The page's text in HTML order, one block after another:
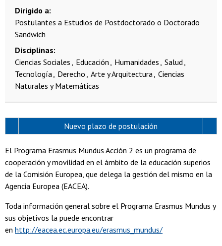
Dirigido a
Postulantes a Estudios de Postdoctorado o Doctorado
Sandwich
Disciplinas
Ciencias Sociales
Educación Humanidades Salud
Tecnología
Derecho Arte y Arquitectura Ciencias
Naturales y Matemáticas
Nuevo plazo de postulación
El Programa Erasmus Mundus Acción 2 es un programa de
cooperación y movilidad en el ámbito de la educación superios
de la Comisión Europea, que delega la gestión del mismo en la
Agencia Europea (EACEA).
Toda información general sobre el Programa Erasmus Mundus y
sus objetivos la puede encontrar
en http://eacea.ec.europa.eu/erasmus_mundus/